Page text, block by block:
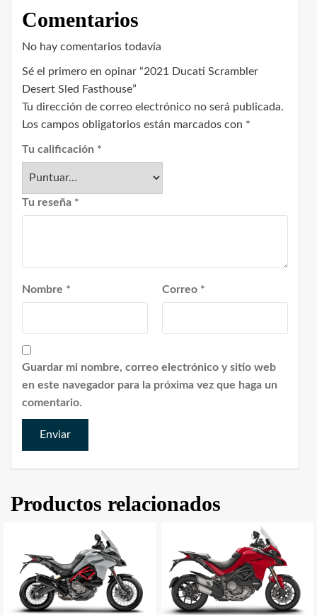
Comentarios
No hay comentarios todavía
Sé el primero en opinar “2021 Ducati Scrambler
Desert Sled Fasthouse”
Tu dirección de correo electrónico no será publicada.
Los campos obligatorios están marcados con *
Tu calificación *
Tu reseña *
Nombre * Correo *
Guardar mi nombre, correo electrónico y sitio web
en este navegador para la próxima vez que haga un
comentario.
Productos relacionados